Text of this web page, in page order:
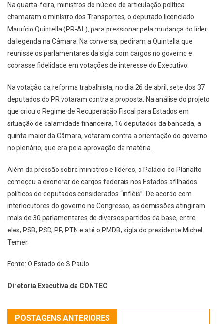
Na quarta-feira, ministros do núcleo de articulação política
chamaram o ministro dos Transportes, o deputado licenciado
Maurício Quintella (PR-AL), para pressionar pela mudança do líder
da legenda na Câmara. Na conversa, pediram a Quintella que
reunisse os parlamentares da sigla com cargos no governo e
cobrasse fidelidade em votações de interesse do Executivo.
Na votação da reforma trabalhista, no dia 26 de abril, sete dos 37
deputados do PR votaram contra a proposta. Na análise do projeto
que criou o Regime de Recuperação Fiscal para Estados em
situação de calamidade financeira, 16 deputados da bancada, a
quinta maior da Câmara, votaram contra a orientação do governo
no plenário, que era pela aprovação da matéria.
Além da pressão sobre ministros e líderes, o Palácio do Planalto
começou a exonerar de cargos federais nos Estados afilhados
políticos de deputados considerados “infiéis”. De acordo com
interlocutores do governo no Congresso, as demissões atingiram
mais de 30 parlamentares de diversos partidos da base, entre
eles, PSB, PSD, PP, PTN e até o PMDB, sigla do presidente Michel
Temer.
Fonte: O Estado de S.Paulo
Diretoria Executiva da CONTEC
POSTAGENS ANTERIORES